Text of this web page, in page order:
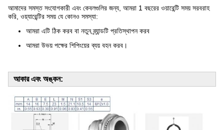
আমাদের সমস্ত সংযোগকারী এবং কেবলগুলির জন্য, আমরা 1 বছরের ওয়ারেন্টি সময় সরবরাহ
করি, ওয়্যারেন্টির সময় যে কোনও সমস্যা:
আমরা এটি ঠিক করব বা নতুন ব্র্যান্ডটি প্রতিস্থাপন করব
আমরা উভয় পক্ষের শিপিংয়ের ব্যয় বহন করব।
আকার এবং অঙ্কন: